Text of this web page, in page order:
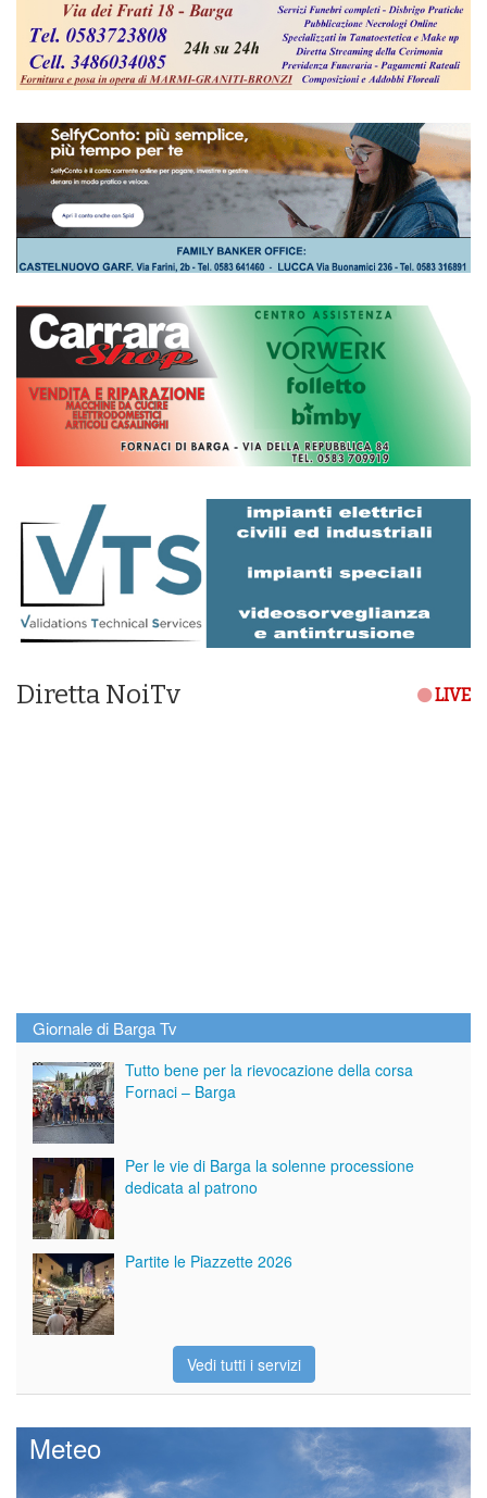
Diretta NoiTv LIVE
Giornale di Barga Tv
Tutto bene per la rievocazione della corsa
Fornaci – Barga
Per le vie di Barga la solenne processione
dedicata al patrono
Partite le Piazzette 2026
Vedi tutti i servizi
Meteo